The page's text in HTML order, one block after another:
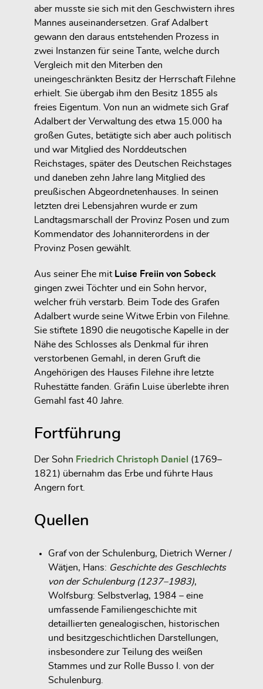
aber musste sie sich mit den Geschwistern ihres
Mannes auseinandersetzen. Graf Adalbert
gewann den daraus entstehenden Prozess in
zwei Instanzen für seine Tante, welche durch
Vergleich mit den Miterben den
uneingeschränkten Besitz der Herrschaft Filehne
erhielt. Sie übergab ihm den Besitz 1855 als
freies Eigentum. Von nun an widmete sich Graf
Adalbert der Verwaltung des etwa 15.000 ha
großen Gutes, betätigte sich aber auch politisch
und war Mitglied des Norddeutschen
Reichstages, später des Deutschen Reichstages
und daneben zehn Jahre lang Mitglied des
preußischen Abgeordnetenhauses. In seinen
letzten drei Lebensjahren wurde er zum
Landtagsmarschall der Provinz Posen und zum
Kommendator des Johanniterordens in der
Provinz Posen gewählt.
Aus seiner Ehe mit Luise Freiin von Sobeck
gingen zwei Töchter und ein Sohn hervor,
welcher früh verstarb. Beim Tode des Grafen
Adalbert wurde seine Witwe Erbin von Filehne.
Sie stiftete 1890 die neugotische Kapelle in der
Nähe des Schlosses als Denkmal für ihren
verstorbenen Gemahl, in deren Gruft die
Angehörigen des Hauses Filehne ihre letzte
Ruhestätte fanden. Gräfin Luise überlebte ihren
Gemahl fast 40 Jahre.
Fortführung
Der Sohn Friedrich Christoph Daniel (1769–
1821) übernahm das Erbe und führte Haus
Angern fort.
Quellen
Graf von der Schulenburg, Dietrich Werner /
Wätjen, Hans: Geschichte des Geschlechts
von der Schulenburg (1237–1983),
Wolfsburg: Selbstverlag, 1984 – eine
umfassende Familiengeschichte mit
detaillierten genealogischen, historischen
und besitzgeschichtlichen Darstellungen,
insbesondere zur Teilung des weißen
Stammes und zur Rolle Busso I. von der
Schulenburg.